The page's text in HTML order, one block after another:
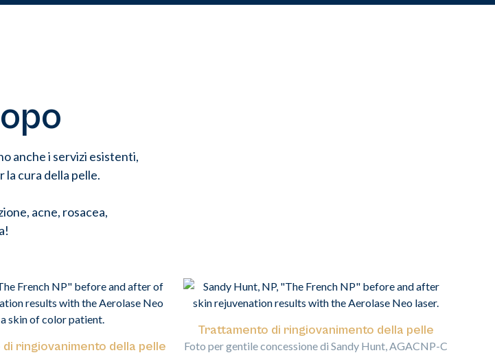
anche i servizi esistenti,
cura della pelle.
acne, rosacea,
ringiovanimento della pelle
Trattamento di ringiovanimento della pelle
Foto per gentile concessione di Sandy Hunt, AGACNP-C